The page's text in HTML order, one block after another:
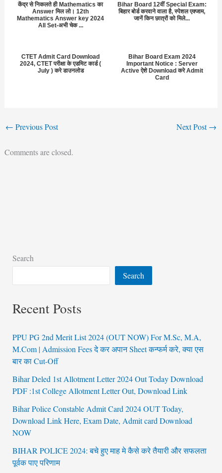
केंद्र से निकलते ही Mathematics का
Answer मिल लो। 12th
Mathematics Answer key 2024
All Set-अभी चेक ...
Bihar Board 12वीं Special Exam:
बिहार बोर्ड करवाने वाला है, स्पेशल एक्जाम,
जानें किन छात्रों को मिले...
CTET Admit Card Download
2024, CTET परीक्षा के एडमिट कार्ड (
July ) करे डाउनलोड
Bihar Board Exam 2024
Important Notice : Server
Active ऐशे Download करे Admit
Card
← Previous Post Next Post→
Comments are closed.
Search
Search
Recent Posts
PPU PG 2nd Merit List 2024 (OUT NOW) For M.Sc, M.A,
M.Com | Admission Fees दे कर अपान Sheet कन्फर्म करे, क्या एस
बार का Cut-Off
Bihar Deled 1st Allotment Letter 2024 Out Today Download
PDF :1st College Allotment Letter Out, Download Link
Bihar Police Constable Admit Card 2024 OUT Today,
Download Link Here, Exam Date, Admit card Download
NOW
BIHAR POLICE 2024: बचे हुए माह मे कैसे करे तैयारी और सफलता
पूर्वक पाए परिणाम